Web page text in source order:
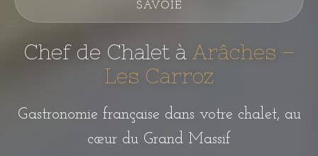
SAVOIE
Chef de Chalet à Arâches –
Les Carroz
Gastronomie française dans votre chalet, au
cœur du Grand Massif